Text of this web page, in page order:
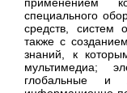
применением
специального
средств, систем
также с
знаний, к
мультимедиа;
глобальные и